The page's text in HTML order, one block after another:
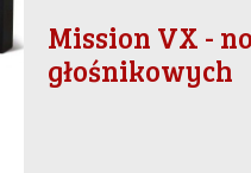
Mission VX -
głośnikowych